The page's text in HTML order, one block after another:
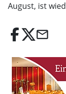
August, ist
email